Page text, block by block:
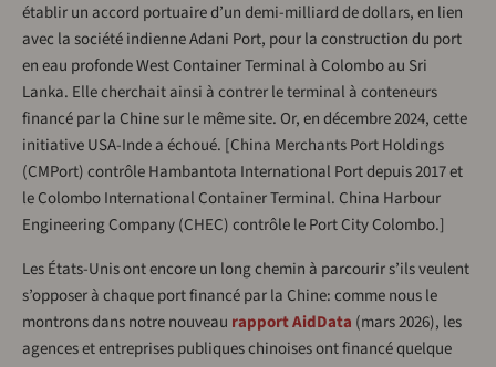
établir un accord portuaire d’un demi-milliard de dollars, en lien
avec la société indienne Adani Port, pour la construction du port
en eau profonde West Container Terminal à Colombo au Sri
Lanka. Elle cherchait ainsi à contrer le terminal à conteneurs
financé par la Chine sur le même site. Or, en décembre 2024, cette
initiative USA-Inde a échoué. [China Merchants Port Holdings
(CMPort) contrôle Hambantota International Port depuis 2017 et
le Colombo International Container Terminal. China Harbour
Engineering Company (CHEC) contrôle le Port City Colombo.]
Les États-Unis ont encore un long chemin à parcourir s’ils veulent
s’opposer à chaque port financé par la Chine: comme nous le
montrons dans notre nouveau rapport AidData (mars 2026), les
agences et entreprises publiques chinoises ont financé quelque